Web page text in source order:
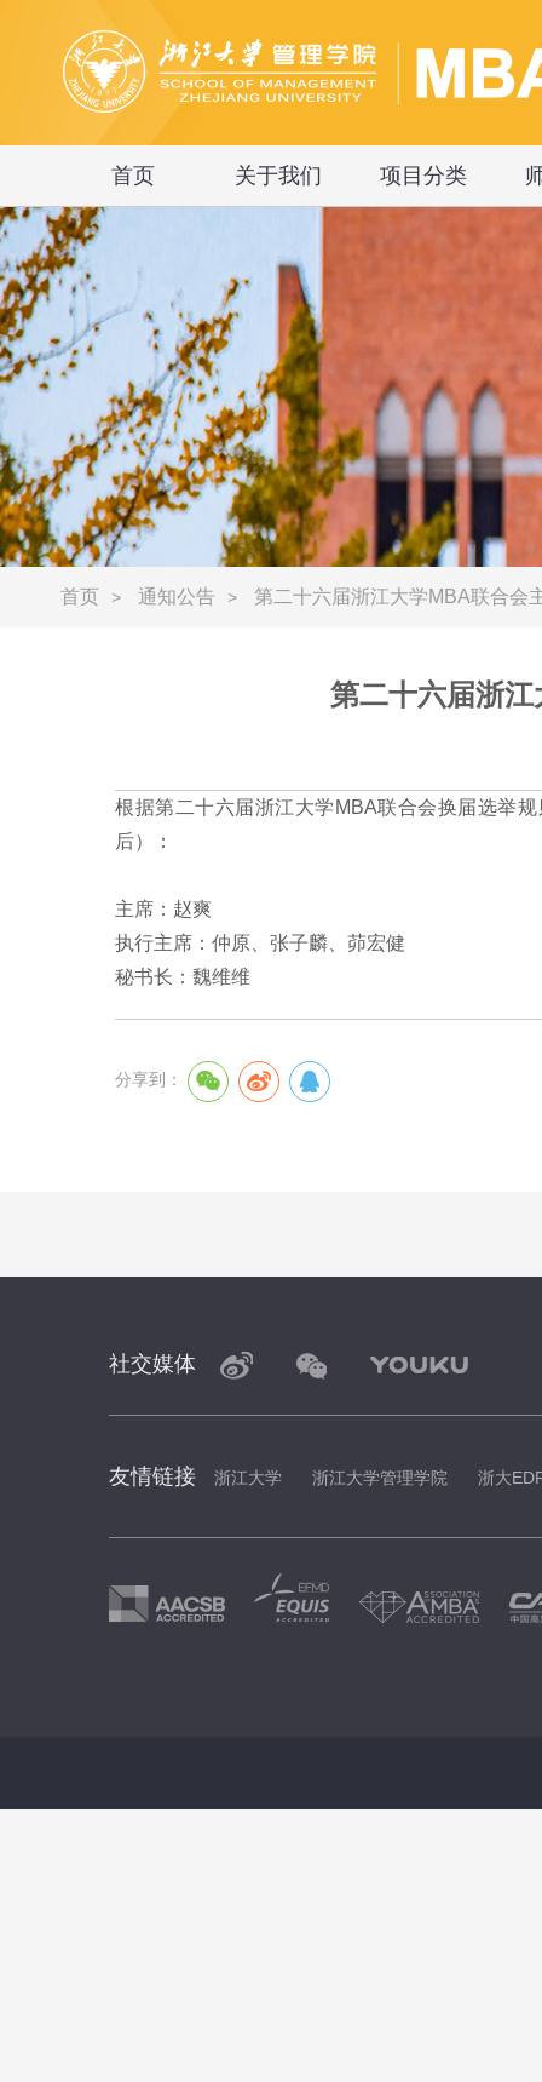
首页 关于我们 项目分类
首页 > 通知公告 > 第二十六届浙江大学MBA联合会
第二十六届浙
根据第二十六届浙江大学MBA联合会换届选举
后）：
主席：赵爽
执行主席：仲原、张子麟、茆宏健
秘书长：魏维维
分享到：
社交媒体
友情链接 浙江大学 浙江大学管理学院 浙大